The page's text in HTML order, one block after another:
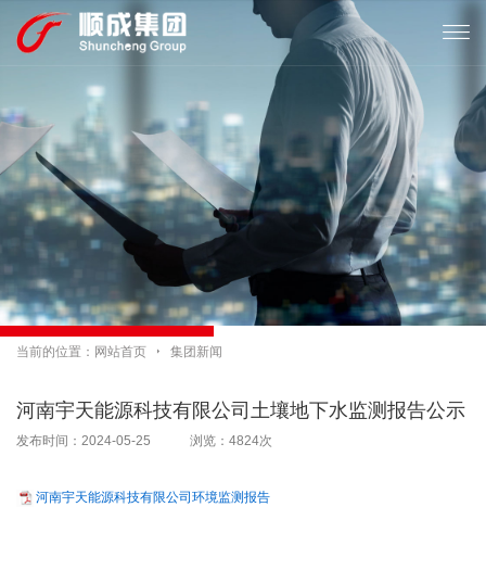

当前的位置： 网站首页  集团新闻
河南宇天能源科技有限公司土壤地下水监测报告公示
发布时间：2024-05-25 浏览：4824次
河南宇天能源科技有限公司环境监测报告